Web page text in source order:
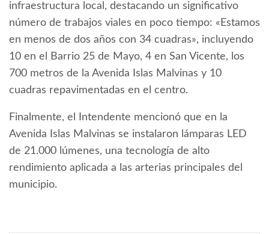
infraestructura local, destacando un significativo
número de trabajos viales en poco tiempo: «Estamos
en menos de dos años con 34 cuadras», incluyendo
10 en el Barrio 25 de Mayo, 4 en San Vicente, los
700 metros de la Avenida Islas Malvinas y 10
cuadras repavimentadas en el centro.
Finalmente, el Intendente mencionó que en la
Avenida Islas Malvinas se instalaron lámparas LED
de 21.000 lúmenes, una tecnología de alto
rendimiento aplicada a las arterias principales del
municipio.